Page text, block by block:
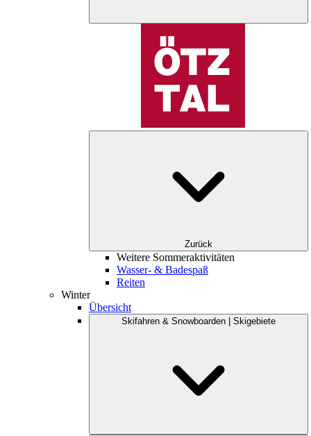
Zurück
Weitere Sommeraktivitäten
Wasser- & Badespaß
Reiten
Winter
Übersicht
Skifahren & Snowboarden | Skigebiete